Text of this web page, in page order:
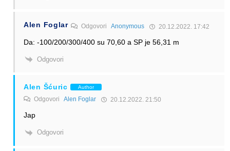
Alen Foglar Odgovori Anonymous 20.12.2022. 17:42
Da: -100/200/300/400 su 70,60 a SP je 56,31 m
Odgovori
Alen Šćuric Author
Odgovori Alen Foglar 20.12.2022. 21:50
Jap
Odgovori